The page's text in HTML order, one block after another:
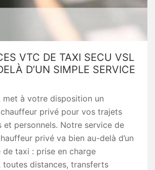
VTC DE TAXI SECU VSL
D’UN SIMPLE SERVICE
met à votre disposition un
privé pour vos trajets
et personnels. Notre service de
privé va bien au-delà d’un
de taxi : prise en charge
toutes distances, transferts